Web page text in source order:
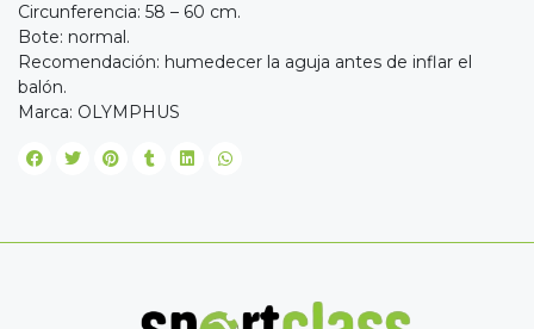
Circunferencia: 58 – 60 cm.
Bote: normal.
Recomendación: humedecer la aguja antes de inflar el
balón.
Marca: OLYMPHUS